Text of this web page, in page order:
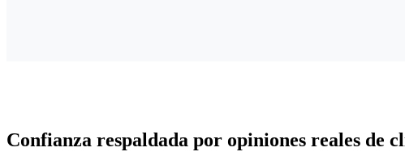
Confianza respaldada por opiniones reales de